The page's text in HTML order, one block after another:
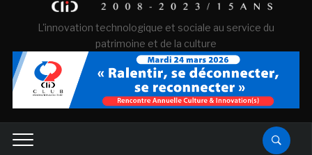
L'innovation technologique et sociale au service du
patrimoine et de la culture